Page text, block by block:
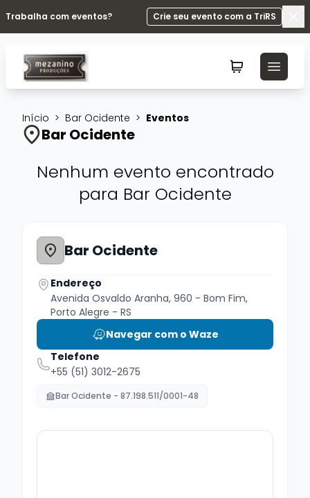
Trabalha com eventos?
Crie seu evento com a TriRS
Início > Bar Ocidente > Eventos
Bar Ocidente
Nenhum evento encontrado
para Bar Ocidente
Bar Ocidente
Endereço
Avenida Osvaldo Aranha, 960 - Bom Fim,
Porto Alegre - RS
Navegar com o Waze
Telefone
+55 (51) 3012-2675
Bar Ocidente - 87.198.511/0001-48